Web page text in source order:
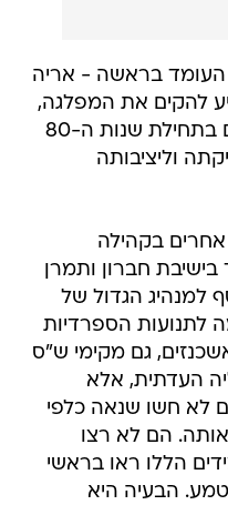
העומד בראשה - אריה
להקים את המפלגה,
מלווה אותה מימיה הראשונים בתחילת שנות ה-80
וליציבותה
בקהילה
חברון ותמרן
למנהיג הגדול של
לתנועות הספרדיות
גם מקימי ש"ס
העדתית, אלא
לא חשו שנאה כלפי
הם לא רצו
הללו ראו בראשי
הבעיה היא